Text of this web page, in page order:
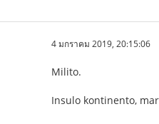
4 มกราคม 2019, 20:15:06
Milito.
Insulo kontinento,